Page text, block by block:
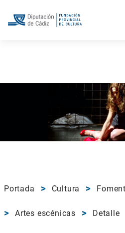
Portada Cultura
Artes escénicas Detalle